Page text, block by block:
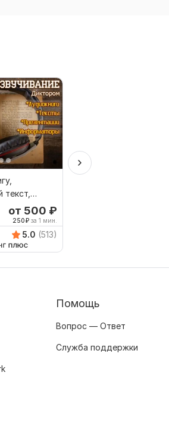
текст,
от 500 ₽
250₽ за 1 мин.
5.0 (513)
Помощь
Вопрос — Ответ
Служба поддержки